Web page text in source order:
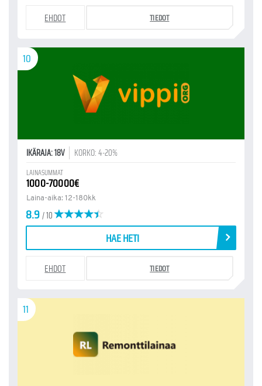
EHDOT TIEDOT
10
IKÄRAJA: 18V KORKO: 4-20%
LAINASUMMAT
1000-70000€
Laina-aika: 12-180kk
8.9/ 10
HAE HETI
EHDOT TIEDOT
11